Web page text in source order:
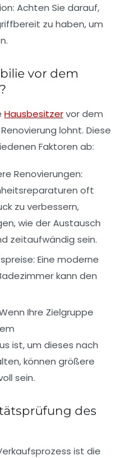
: Achten Sie darauf,
zu haben, um
vor dem
Hausbesitzervor dem
Renovierung lohnt. Diese
Faktoren ab:
Renovierungen:
oft
zu verbessern,
wie der Austausch
zeitaufwändig sein.
: Eine moderne
kann den
Ihre Zielgruppe
ist, um dieses nach
können größere
sein.
des
ist die